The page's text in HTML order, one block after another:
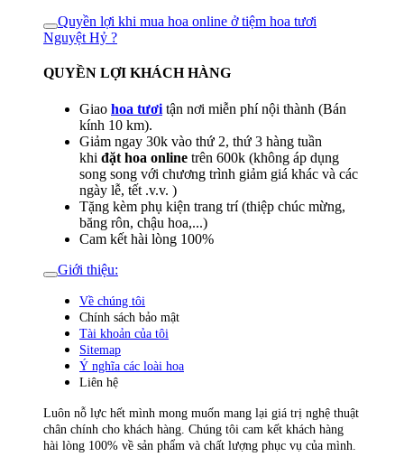
Quyền lợi khi mua hoa online ở tiệm hoa tươi
Nguyệt Hỷ ?
QUYỀN LỢI KHÁCH HÀNG
Giao hoa tươi tận nơi miễn phí nội thành (Bán
kính 10 km).
Giảm ngay 30k vào thứ 2, thứ 3 hàng tuần
khi đặt hoa online trên 600k (không áp dụng
song song với chương trình giảm giá khác và các
ngày lễ, tết .v.v. )
Tặng kèm phụ kiện trang trí (thiệp chúc mừng,
băng rôn, chậu hoa,...)
Cam kết hài lòng 100%
Giới thiệu:
Về chúng tôi
Chính sách bảo mật
Tài khoản của tôi
Sitemap
Ý nghĩa các loài hoa
Liên hệ
Luôn nỗ lực hết mình mong muốn mang lại giá trị nghệ thuật
chân chính cho khách hàng. Chúng tôi cam kết khách hàng
hài lòng 100% về sản phẩm và chất lượng phục vụ của mình.